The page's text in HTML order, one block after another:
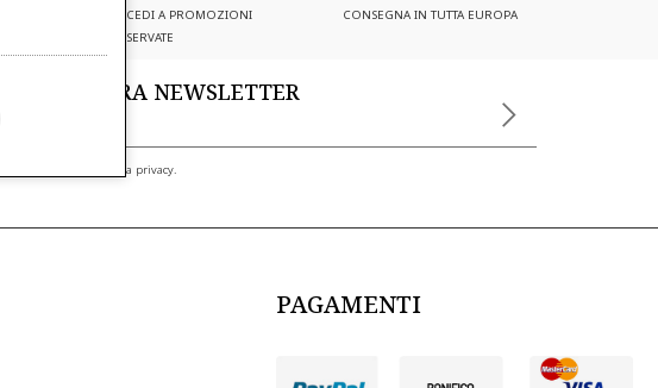
ISCRIVITI ED ACCEDI A PROMOZIONI
RISERVATE
CONSEGNA IN TUTTA EUROPA
NOSTRA NEWSLETTER
le condizioni sulla privacy.
PAGAMENTI